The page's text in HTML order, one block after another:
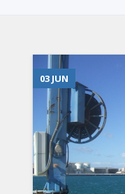
03 JUN